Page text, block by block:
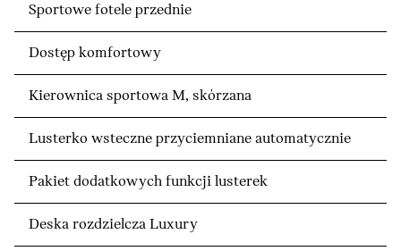
Sportowe fotele przednie
Dostęp komfortowy
Kierownica sportowa M, skórzana
Lusterko wsteczne przyciemniane automatycznie
Pakiet dodatkowych funkcji lusterek
Deska rozdzielcza Luxury